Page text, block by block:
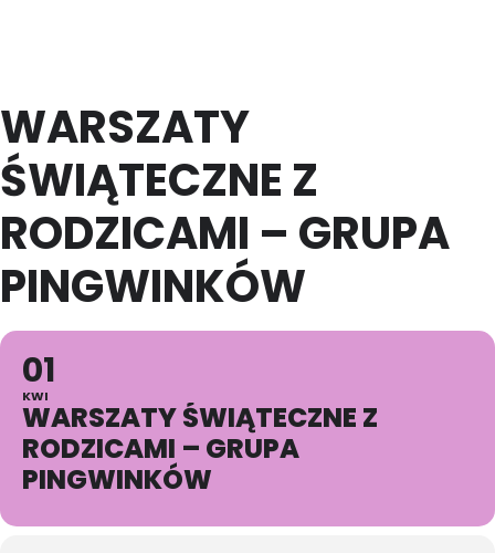
WARSZATY
ŚWIĄTECZNE Z
RODZICAMI – GRUPA
PINGWINKÓW
01
KWI
WARSZATY ŚWIĄTECZNE Z
RODZICAMI – GRUPA
PINGWINKÓW